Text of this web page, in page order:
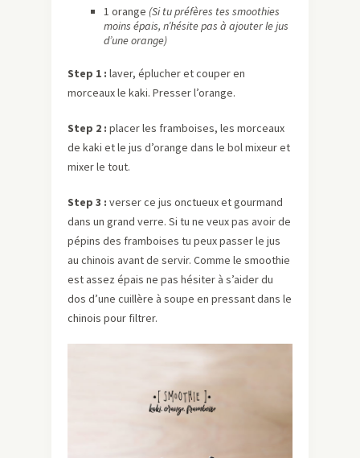
1 orange (Si tu préfères tes smoothies
moins épais, n’hésite pas à ajouter le jus
d’une orange)
Step 1 : laver, éplucher et couper en
morceaux le kaki. Presser l’orange.
Step 2 : placer les framboises, les morceaux
de kaki et le jus d’orange dans le bol mixeur et
mixer le tout.
Step 3 : verser ce jus onctueux et gourmand
dans un grand verre. Si tu ne veux pas avoir de
pépins des framboises tu peux passer le jus
au chinois avant de servir. Comme le smoothie
est assez épais ne pas hésiter à s’aider du
dos d’une cuillère à soupe en pressant dans le
chinois pour filtrer.